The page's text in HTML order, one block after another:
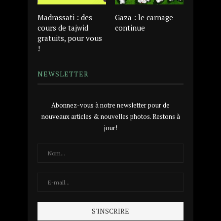
Madrassati : des
cours de tajwid
gratuits, pour vous
!
Gaza : le carnage
continue
NEWSLETTER
Abonnez-vous à notre newsletter pour de
nouveaux articles & nouvelles photos. Restons à
jour!